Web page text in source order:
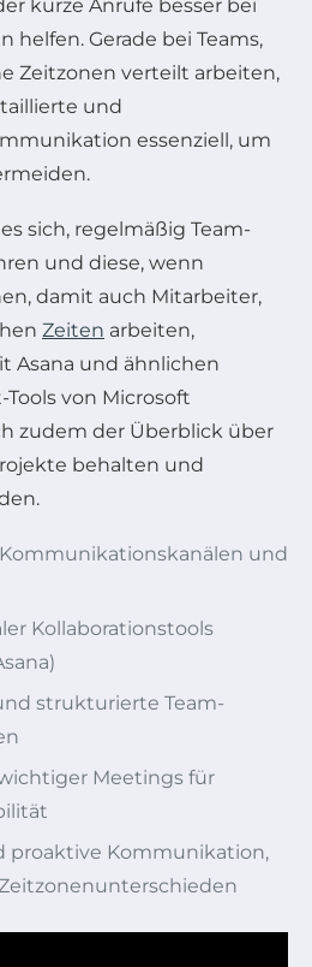
kurze Anrufe besser bei
helfen. Gerade bei Teams,
Zeitzonen verteilt arbeiten,
und
essenziell, um
sich, regelmäßig Team-
und diese, wenn
damit auch Mitarbeiter,
Zeiten arbeiten,
Asana und ähnlichen
von Microsoft
zudem der Überblick über
behalten und
und
Kollaborationstools
strukturierte Team-
Meetings für
proaktive Kommunikation,